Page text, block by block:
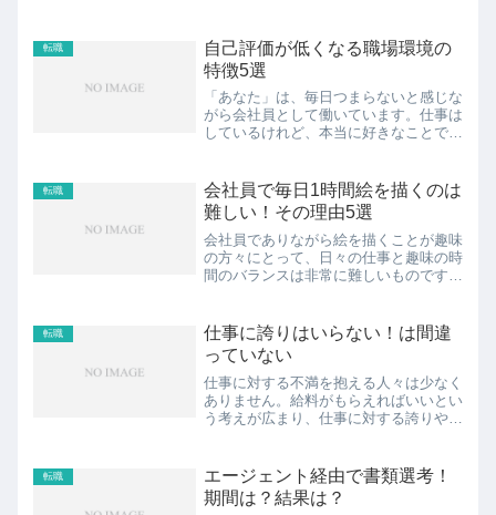
ません。しかし、あなたが抱える悩みに
前向きな解決策が存在する...
転職
自己評価が低くなる職場環境の
特徴5選
「あなた」は、毎日つまらないと感じな
がら会社員として働いています。仕事は
しているけれど、本当に好きなことでは
よぎることもあるかもしれません。転職
をすることで、ネガティブ...
転職
会社員で毎日1時間絵を描くのは
難しい！その理由5選
会社員でありながら絵を描くことが趣味
の方々にとって、日々の仕事と趣味の時
間のバランスは非常に難しいものです。
ません。しかし、趣味の時間を大切に
し、充実させることは心の健...
転職
仕事に誇りはいらない！は間違
っていない
仕事に対する不満を抱える人々は少なく
ありません。給料がもらえればいいとい
う考えが広まり、仕事に対する誇りやや
っているわけではありません。本記事で
は、仕事に誇りを持つこと...
転職
エージェント経由で書類選考！
期間は？結果は？